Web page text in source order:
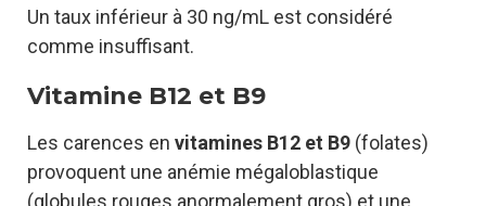
Un taux inférieur à 30 ng/mL est considéré
comme insuffisant.
Vitamine B12 et B9
Les carences en vitamines B12 et B9 (folates)
provoquent une anémie mégaloblastique
(globules rouges anormalement gros) et une